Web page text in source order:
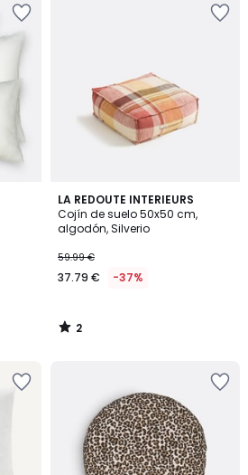
LA REDOUTE INTERIEURS
Cojín de suelo 50x50 cm,
algodón, Silverio
59.99 €
37.79 € -37%
2
/
5
2
/